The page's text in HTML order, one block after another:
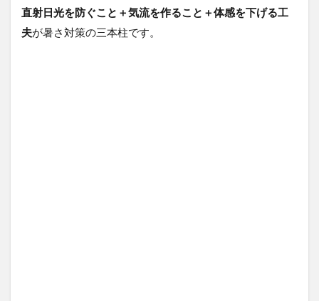
直射日光を防ぐこと＋気流を作ること＋体感を下げる工
夫が暑さ対策の三本柱です。